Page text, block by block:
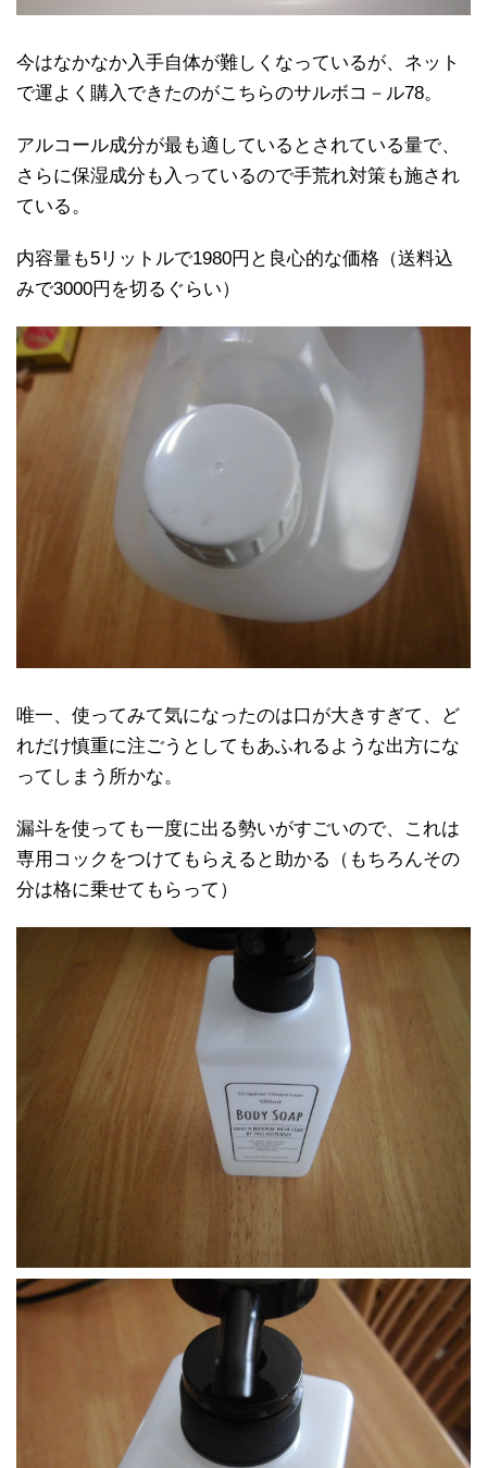
今はなかなか入手自体が難しくなっているが、ネット
で運よく購入できたのがこちらのサルボコ－ル78。
アルコール成分が最も適しているとされている量で、
さらに保湿成分も入っているので手荒れ対策も施され
ている。
内容量も5リットルで1980円と良心的な価格（送料込
みで3000円を切るぐらい）
唯一、使ってみて気になったのは口が大きすぎて、ど
れだけ慎重に注ごうとしてもあふれるような出方にな
ってしまう所かな。
漏斗を使っても一度に出る勢いがすごいので、これは
専用コックをつけてもらえると助かる（もちろんその
分は格に乗せてもらって）